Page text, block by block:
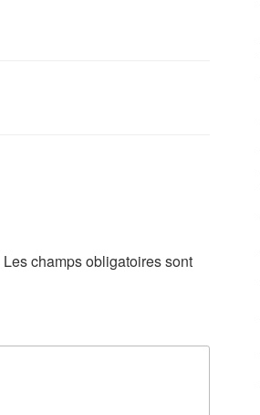
Les champs obligatoires sont